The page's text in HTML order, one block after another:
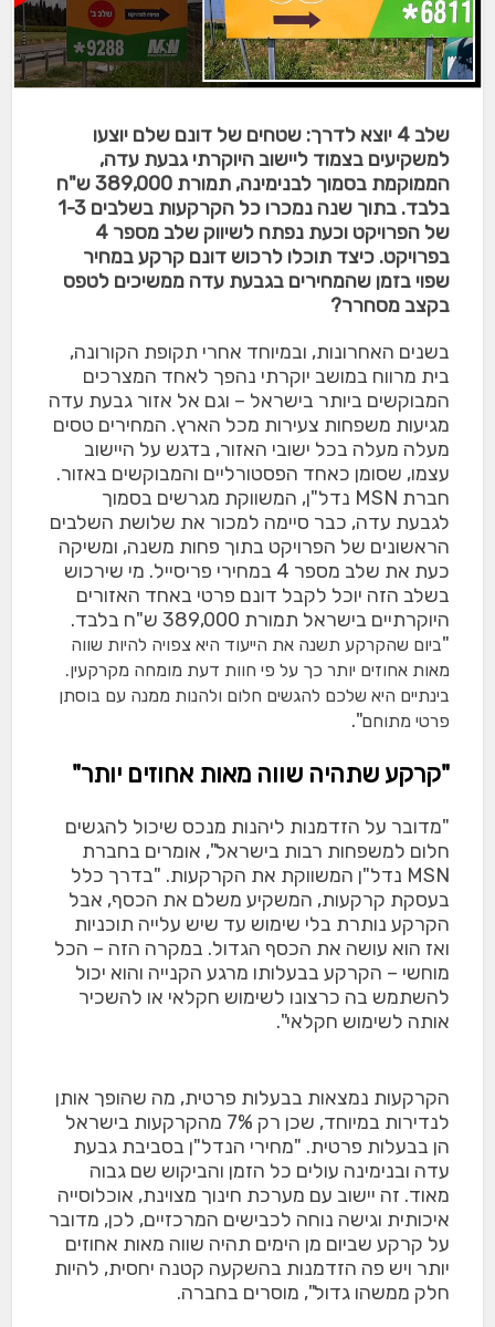
שלב 4 יוצא לדרך: שטחים של דונם שלם יוצעו
למשקיעים בצמוד ליישוב היוקרתי גבעת עדה,
הממוקמת בסמוך לבנימינה, תמורת 389,000 ש"ח
בלבד. בתוך שנה נמכרו כל הקרקעות בשלבים 1-3
של הפרויקט וכעת נפתח לשיווק שלב מספר 4
בפרויקט. כיצד תוכלו לרכוש דונם קרקע במחיר
שפוי בזמן שהמחירים בגבעת עדה ממשיכים לטפס
בקצב מסחרר?
בשנים האחרונות, ובמיוחד אחרי תקופת הקורונה,
בית מרווח במושב יוקרתי נהפך לאחד המצרכים
המבוקשים ביותר בישראל – וגם אל אזור גבעת עדה
מגיעות משפחות צעירות מכל הארץ. המחירים טסים
מעלה מעלה בכל ישובי האזור, בדגש על היישוב
עצמו, שסומן כאחד הפסטורליים והמבוקשים באזור.
חברת MSN נדל"ן, המשווקת מגרשים בסמוך
לגבעת עדה, כבר סיימה למכור את שלושת השלבים
הראשונים של הפרויקט בתוך פחות משנה, ומשיקה
כעת את שלב מספר 4 במחירי פריסייל. מי שירכוש
בשלב הזה יוכל לקבל דונם פרטי באחד האזורים
היוקרתיים בישראל תמורת 389,000 ש"ח בלבד.
"ביום שהקרקע תשנה את הייעוד היא צפויה להיות שווה
מאות אחוזים יותר כך על פי חוות דעת מומחה מקרקעין.
בינתיים היא שלכם להגשים חלום ולהנות ממנה עם בוסתן
פרטי מתוחם"
.
"קרקע שתהיה שווה מאות אחוזים יותר"
"מדובר על הזדמנות ליהנות מנכס שיכול להגשים
חלום למשפחות רבות בישראל", אומרים בחברת
MSN נדל"ן המשווקת את הקרקעות. "בדרך כלל
בעסקת קרקעות, המשקיע משלם את הכסף, אבל
הקרקע נותרת בלי שימוש עד שיש עלייה תוכניות
ואז הוא עושה את הכסף הגדול. במקרה הזה – הכל
מוחשי – הקרקע בבעלותו מרגע הקנייה והוא יכול
להשתמש בה כרצונו לשימוש חקלאי או להשכיר
אותה לשימוש חקלאי".
הקרקעות נמצאות בבעלות פרטית, מה שהופך אותן
לנדירות במיוחד, שכן רק 7% מהקרקעות בישראל
הן בבעלות פרטית. "מחירי הנדל"ן בסביבת גבעת
עדה ובנימינה עולים כל הזמן והביקוש שם גבוה
מאוד. זה יישוב עם מערכת חינוך מצוינת, אוכלוסייה
איכותית וגישה נוחה לכבישים המרכזיים, לכן, מדובר
על קרקע שביום מן הימים תהיה שווה מאות אחוזים
יותר ויש פה הזדמנות בהשקעה קטנה יחסית, להיות
חלק ממשהו גדול", מוסרים בחברה.